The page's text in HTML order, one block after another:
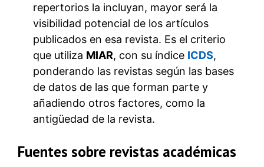
repertorios la incluyan, mayor será la
visibilidad potencial de los artículos
publicados en esa revista. Es el criterio
que utiliza MIAR, con su índice ICDS,
ponderando las revistas según las bases
de datos de las que forman parte y
añadiendo otros factores, como la
antigüedad de la revista.
Fuentes sobre revistas académicas